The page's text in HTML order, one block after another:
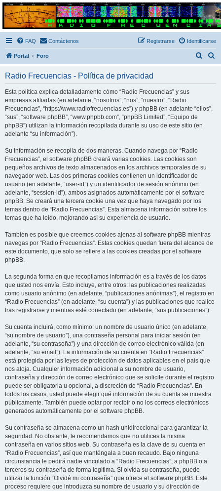
Radio Frecuencias
Foro de Radio Frecuencias
FAQ Contáctenos Identificarse
Registrarse
Portal Foro
Radio Frecuencias - Política de privacidad
Esta política explica detalladamente cómo “Radio Frecuencias” y sus
empresas afiliadas (en adelante, “nosotros”, “nos”, “nuestro”, “Radio
Frecuencias”, “https://www.radiofrecuencias.es”) y phpBB (en adelante “ellos”,
“sus”, “software phpBB”, “www.phpbb.com”, “phpBB Limited”, “Equipo de
phpBB”) utilizan la información recopilada durante su uso de este sitio (en
adelante “su información”).
Su información se recopila de dos maneras. Cuando navega por “Radio
Frecuencias”, el software phpBB creará varias cookies. Las cookies son
pequeños archivos de texto almacenados en los archivos temporales de su
navegador web. Las dos primeras cookies contienen un identificador de
usuario (en adelante, “user-id”) y un identificador de sesión anónimo (en
adelante, “session-id”), ambos asignados automáticamente por el software
phpBB. Se creará una tercera cookie una vez que haya navegado por los
temas dentro de “Radio Frecuencias”. Esta almacena información sobre los
temas que ha leído, mejorando así su experiencia de usuario.
También es posible que creemos cookies ajenas al software phpBB mientras
navegas por “Radio Frecuencias”. Estas cookies quedan fuera del alcance de
este documento, que solo se refiere a las cookies creadas por el software
phpBB.
La segunda forma en que recopilamos información es a través de los datos
que usted nos envía. Esto incluye, entre otros: las publicaciones realizadas
como usuario anónimo (en adelante, “publicaciones anónimas”), el registro en
“Radio Frecuencias” (en adelante, “su cuenta”) y las publicaciones que realice
tras registrarse y mientras esté conectado (en adelante, “sus publicaciones”).
Su cuenta incluirá, como mínimo: un nombre de usuario único (en adelante,
“su nombre de usuario”), una contraseña personal para iniciar sesión (en
adelante, “su contraseña”) y una dirección de correo electrónico válida (en
adelante, “su email”). La información de su cuenta en “Radio Frecuencias”
está protegida por las leyes de protección de datos aplicables en el país que
nos aloja. Cualquier información adicional a su nombre de usuario,
contraseña y dirección de correo electrónico que se solicite durante el registro
puede ser obligatoria u opcional, a discreción de “Radio Frecuencias”. En
todos los casos, usted puede elegir qué información de su cuenta se muestra
públicamente. También puede optar por recibir o no los correos electrónicos
generados automáticamente por el software phpBB.
Su contraseña se almacena como un hash unidireccional para garantizar la
seguridad. No obstante, le recomendamos que no utilices la misma
contraseña en varios sitios web. Su contraseña es la clave de su cuenta en
“Radio Frecuencias”, así que manténgala a buen recaudo. Bajo ninguna
circunstancia le pedirá nadie vinculado a “Radio Frecuencias”, a phpBB o a
terceros su contraseña de forma legítima. Si olvida su contraseña, puede
utilizar la función “Olvidé mi contraseña” que ofrece el software phpBB. Este
proceso requiere que introduzca su nombre de usuario y su dirección de